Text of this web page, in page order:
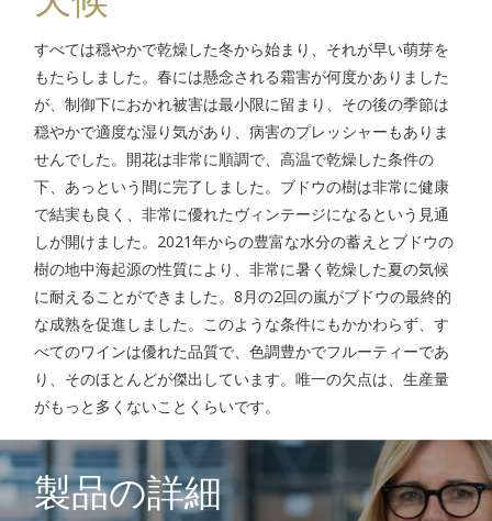
すべては穏やかで乾燥した冬から始まり、それが早い萌芽を
もたらしました。春には懸念される霜害が何度かありました
が、制御下におかれ被害は最小限に留まり、その後の季節は
穏やかで適度な湿り気があり、病害のプレッシャーもありま
せんでした。開花は非常に順調で、高温で乾燥した条件の
下、あっという間に完了しました。ブドウの樹は非常に健康
で結実も良く、非常に優れたヴィンテージになるという見通
しが開けました。2021年からの豊富な水分の蓄えとブドウの
樹の地中海起源の性質により、非常に暑く乾燥した夏の気候
に耐えることができました。8月の2回の嵐がブドウの最終的
な成熟を促進しました。このような条件にもかかわらず、す
べてのワインは優れた品質で、色調豊かでフルーティーであ
り、そのほとんどが傑出しています。唯一の欠点は、生産量
がもっと多くないことくらいです。
製品の詳細